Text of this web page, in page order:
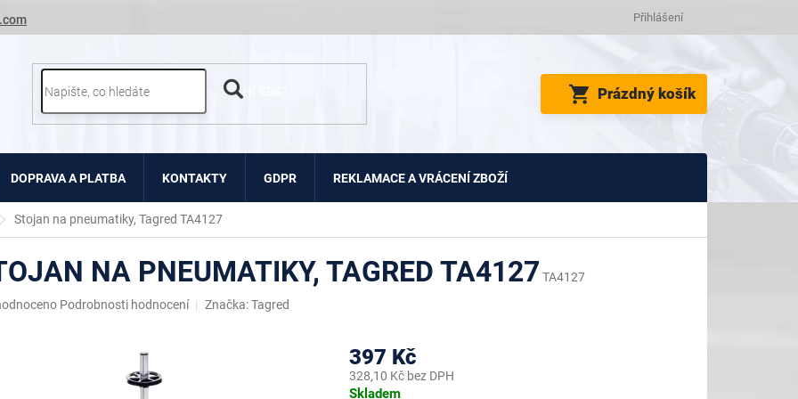
Přihlášení
NÁKUPNÍ
KOŠÍK
Prázdný košík
DOPRAVA A PLATBA KONTAKTY GDPR REKLAMACE A VRÁCENÍ ZBOŽÍ
Stojan na pneumatiky, Tagred TA4127
NA PNEUMATIKY, TAGRED TA4127 TA4127
Podrobnosti hodnocení Značka:Tagred
397 Kč
328,10 Kč bez DPH
Měrná
Skladem